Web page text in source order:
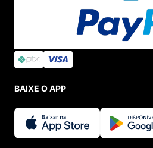
BAIXE O APP